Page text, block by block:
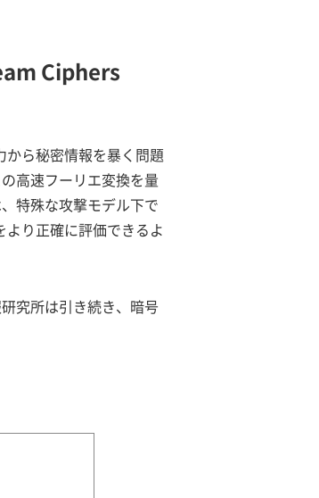
Ciphers
ら秘密情報を暴く問題
高速フーリエ変換を量
特殊な攻撃モデル下で
り正確に評価できるよ
究所は引き続き、暗号